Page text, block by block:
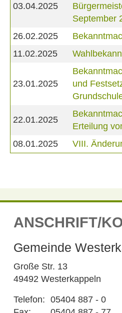
03.04.2025
September
26.02.2025
11.02.2025
23.01.2025
und
22.01.2025
Erteilung
08.01.2025
VIII.
ANSCHRIFT/
Gemeinde
Große Str. 13
49492 Westerkappeln
Telefon: 05404 887 - 0